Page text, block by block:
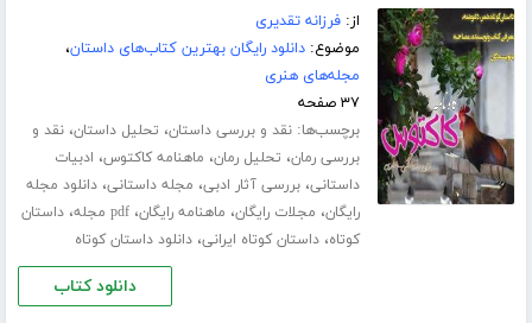
از:فرزانه تقدیری
موضوع:دانلود رایگان بهترین کتاب‌های داستان،
مجله‌های هنری
۳۷ صفحه
برچسب‌ها:نقد و بررسی داستان، تحلیل داستان،نقد و
بررسی رمان، تحلیل رمان، ماهنامه کاکتوس، ادبیات
داستانی،بررسی آثار ادبی، مجله داستانی،دانلود مجله
رایگان، مجلات رایگان، ماهنامه رایگان،pdf مجله ،داستان
کوتاه،داستان کوتاه ایرانی،دانلود داستان کوتاه
دانلود کتاب